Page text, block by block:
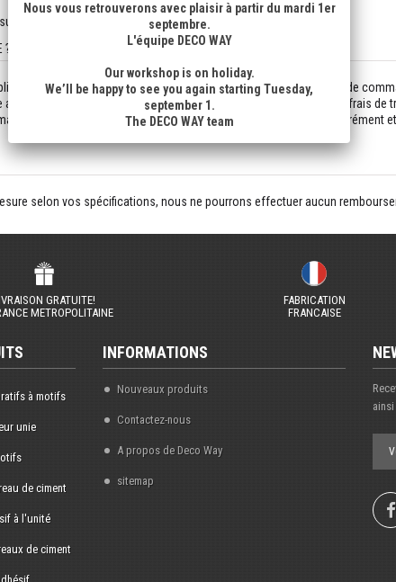
votre colis en ligne, il est indiqué aussi sur votre compte.
?
selon la destination. Ils sont indiqués pendant le processus de
que les frais de port. Les frais de préparation sont fixes, et les frais
Nous ne pouvons regrouper deux commandes passées séparément
selon vos spécifications, nous ne pourrons effectuer aucun
GRATUITE!
METROPOLITAINE
FABRICATION
FRANCAISE
à motifs
unie
de ciment
à l'unité
de ciment
INFORMATIONS
Nouveaux produits
Contactez-nous
A propos de Deco Way
sitemap
Nous vous retrouverons avec plaisir à partir du mardi 1er
septembre.
L'équipe DECO WAY
Our workshop is on holiday.
We’ll be happy to see you again starting Tuesday,
september 1.
The DECO WAY team